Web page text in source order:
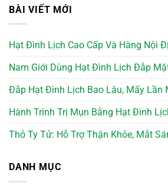
BÀI VIẾT MỚI
Hạt Đình Lịch Cao Cấp Và Hàng Nội
Nam Giới Dùng Hạt Đình Lịch Đắp
Đắp Hạt Đình Lịch Bao Lâu, Mấy Lần
Hành Trình Trị Mụn Bằng Hạt Đình
Thỏ Ty Tử: Hỗ Trợ Thận Khỏe, Mắt
DANH MỤC